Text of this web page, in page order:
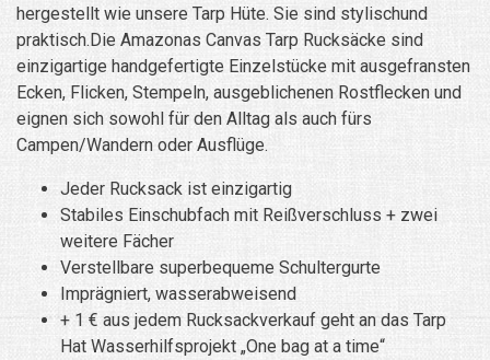
hergestellt wie unsere Tarp Hüte. Sie sind stylischund
praktisch.Die Amazonas Canvas Tarp Rucksäcke sind
einzigartige handgefertigte Einzelstücke mit ausgefransten
Ecken, Flicken, Stempeln, ausgeblichenen Rostflecken und
eignen sich sowohl für den Alltag als auch fürs
Campen/Wandern oder Ausflüge.
Jeder Rucksack ist einzigartig
Stabiles Einschubfach mit Reißverschluss + zwei
weitere Fächer
Verstellbare superbequeme Schultergurte
Imprägniert, wasserabweisend
+ 1 € aus jedem Rucksackverkauf geht an das Tarp
Hat Wasserhilfsprojekt „One bag at a time“